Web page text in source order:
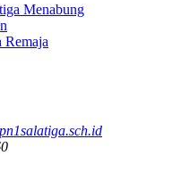
Menabung
Remaja